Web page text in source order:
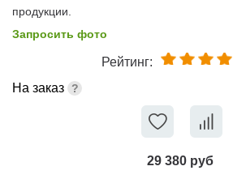
продукции.
Запросить фото
Рейтинг:
На заказ
29 380 руб